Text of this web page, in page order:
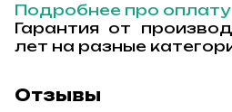
Подробнее про
Гарантия от
лет на разные
Отзывы